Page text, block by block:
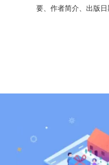
要、作者简介、出版日